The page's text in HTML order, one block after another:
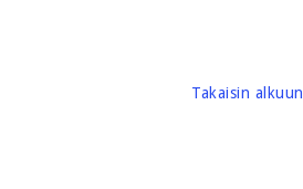
Takaisin alkuun